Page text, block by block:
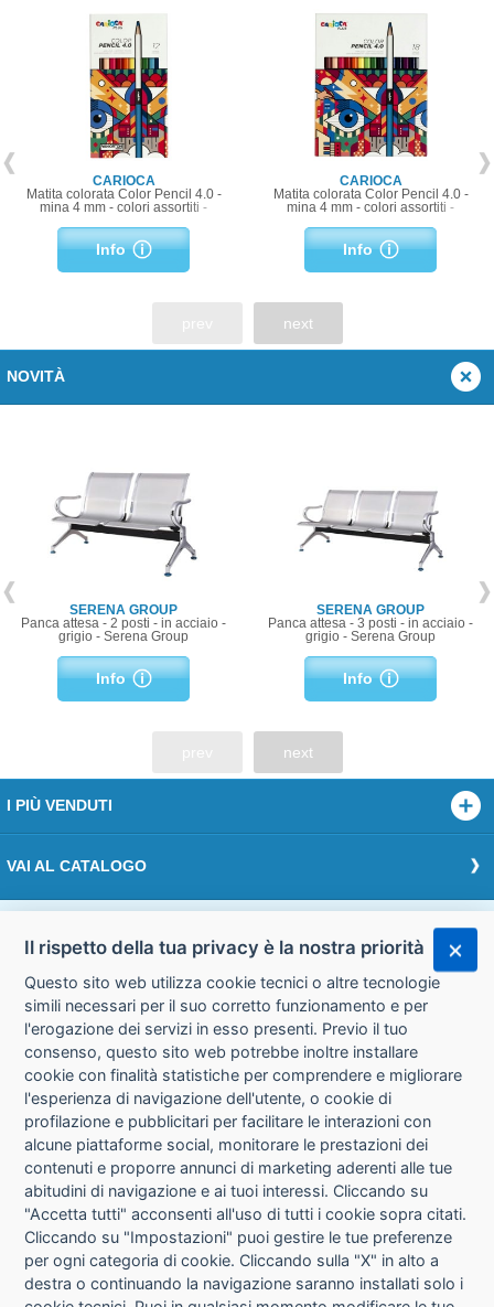
CARIOCA
Matita colorata Color Pencil 4.0 -
mina 4 mm - colori assortiti -
Info
CARIOCA
Matita colorata Color Pencil 4.0 -
mina 4 mm - colori assortiti -
Info
next
NOVITÀ
SERENA GROUP
Panca attesa - 2 posti - in acciaio -
grigio - Serena Group
Info
SERENA GROUP
Panca attesa - 3 posti - in acciaio -
grigio - Serena Group
Info
next
I PIÙ VENDUTI
VAI AL CATALOGO
Accedi
CONDIZIONI DI VENDITA PRIVACY
INFORMATIVA USO COOKIE
Il rispetto della tua privacy è la nostra priorità
Questo sito web utilizza cookie tecnici o altre tecnologie
simili necessari per il suo corretto funzionamento e per
l'erogazione dei servizi in esso presenti. Previo il tuo
consenso, questo sito web potrebbe inoltre installare
cookie con finalità statistiche per comprendere e migliorare
l'esperienza di navigazione dell'utente, o cookie di
profilazione e pubblicitari per facilitare le interazioni con
alcune piattaforme social, monitorare le prestazioni dei
contenuti e proporre annunci di marketing aderenti alle tue
abitudini di navigazione e ai tuoi interessi. Cliccando su
"Accetta tutti" acconsenti all'uso di tutti i cookie sopra citati.
Cliccando su "Impostazioni" puoi gestire le tue preferenze
per ogni categoria di cookie. Cliccando sulla "X" in alto a
destra o continuando la navigazione saranno installati solo i